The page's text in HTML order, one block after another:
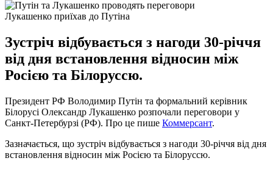
Лукашенко приїхав до Путіна
Зустріч відбувається з нагоди 30-річчя
від дня встановлення відносин між
Росією та Білоруссю.
Президент РФ Володимир Путін та формальний керівник
Білорусі Олександр Лукашенко розпочали переговори у
Санкт-Петербурзі (РФ). Про це пише Коммерсант.
Зазначається, що зустріч відбувається з нагоди 30-річчя від дня
встановлення відносин між Росією та Білоруссю.